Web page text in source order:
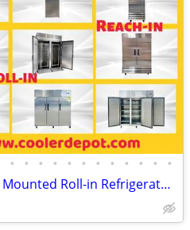
• • • • • • • • • • • •
Commercial Reach-in Top Mounted Roll-in Refrigerator Freezer